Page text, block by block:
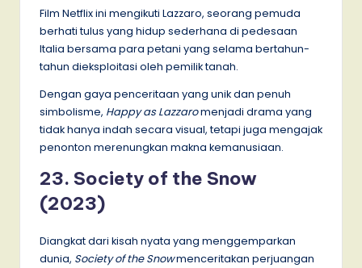
Film Netflix ini mengikuti Lazzaro, seorang pemuda
berhati tulus yang hidup sederhana di pedesaan
Italia bersama para petani yang selama bertahun-
tahun dieksploitasi oleh pemilik tanah.
Dengan gaya penceritaan yang unik dan penuh
simbolisme, Happy as Lazzaromenjadi drama yang
tidak hanya indah secara visual, tetapi juga mengajak
penonton merenungkan makna kemanusiaan.
23. Society of the Snow
(2023)
Diangkat dari kisah nyata yang menggemparkan
dunia, Society of the Snowmenceritakan perjuangan